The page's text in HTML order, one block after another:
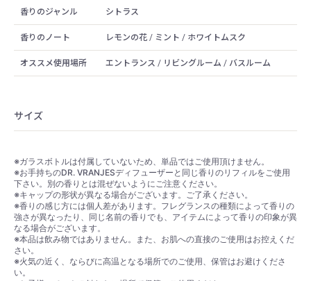
香りのジャンル シトラス
香りのノート レモンの花 / ミント / ホワイトムスク
オススメ使用場所 エントランス / リビングルーム / バスルーム
サイズ
※ガラスボトルは付属していないため、単品ではご使用頂けません。
※お手持ちのDR. VRANJESディフューザーと同じ香りのリフィルをご使用
下さい。別の香りとは混ぜないようにご注意ください。
※キャップの形状が異なる場合がございます。ご了承ください。
※香りの感じ方には個人差があります。フレグランスの種類によって香りの
強さが異なったり、同じ名前の香りでも、アイテムによって香りの印象が異
なる場合がございます。
※本品は飲み物ではありません。また、お肌への直接のご使用はお控えくだ
さい。
※火気の近く、ならびに高温となる場所でのご使用、保管はお避けくださ
い。